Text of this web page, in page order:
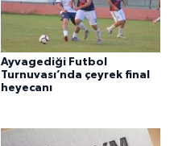
Ayvagediği Futbol
Turnuvası’nda çeyrek final
heyecanı